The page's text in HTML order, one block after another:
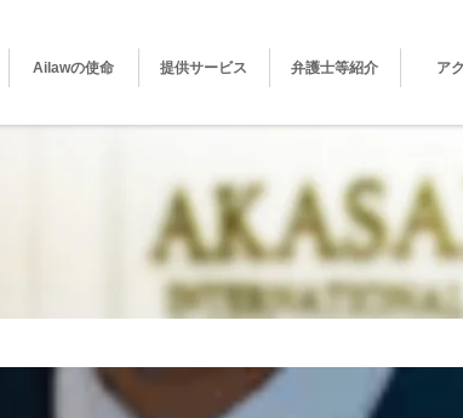
Ailawの使命 提供サービス 弁護士等紹介 ア